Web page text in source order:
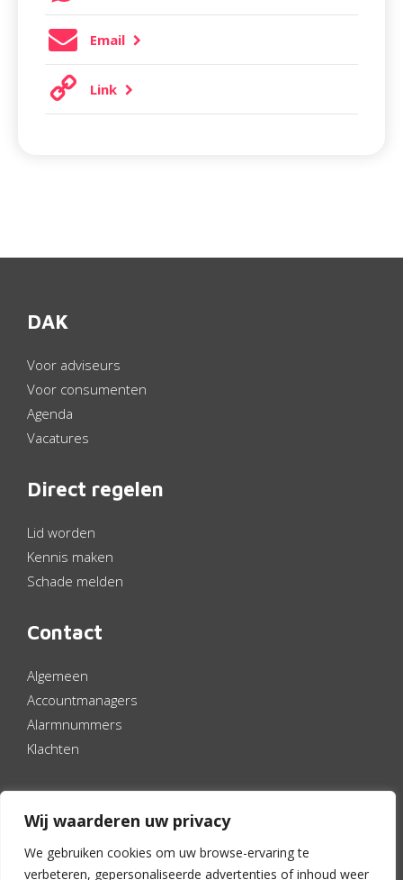
Wij waarderen uw privacy
We gebruiken cookies om uw browse-ervaring te
verbeteren, gepersonaliseerde advertenties of inhoud weer
Email
Link
DAK
Voor adviseurs
Voor consumenten
Agenda
Vacatures
Direct regelen
Lid worden
Kennis maken
Schade melden
Contact
Algemeen
Accountmanagers
Alarmnummers
Klachten
LinkedinYouTubeInstagram
Vimeo